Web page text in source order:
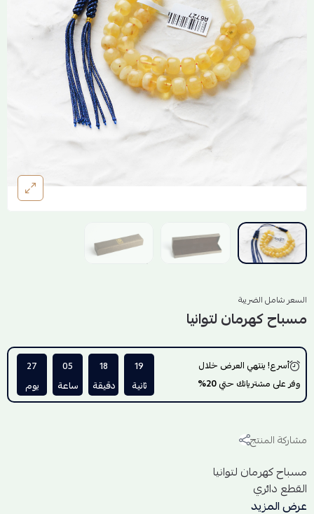
السعر شامل الضريبة
مسباح كهرمان لتوانيا
أسرع! ينتهي العرض خلال
وفر على مشترياتك حتي20%
19
ثانية
18
دقيقة
05
ساعة
27
يوم
مشاركة المنتج
مسباح كهرمان لتوانيا
القطع دائري
العدد 33
عرض المزيد